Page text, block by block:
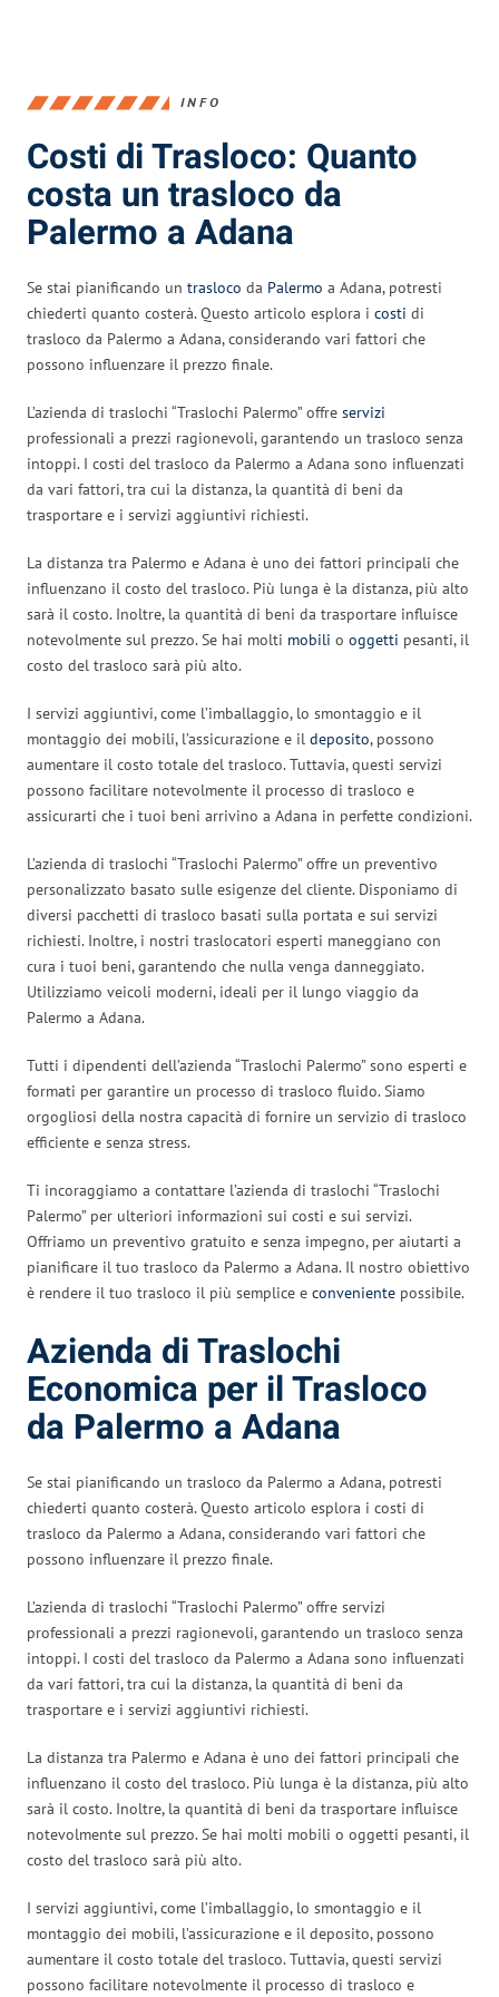
INFO
Costi di Trasloco: Quanto
costa un trasloco da
Palermo a Adana
Se stai pianificando un trasloco da Palermo a Adana, potresti
chiederti quanto costerà. Questo articolo esplora i costi di
trasloco da Palermo a Adana, considerando vari fattori che
possono influenzare il prezzo finale.
L’azienda di traslochi “Traslochi Palermo” offre servizi
professionali a prezzi ragionevoli, garantendo un trasloco senza
intoppi. I costi del trasloco da Palermo a Adana sono influenzati
da vari fattori, tra cui la distanza, la quantità di beni da
trasportare e i servizi aggiuntivi richiesti.
La distanza tra Palermo e Adana è uno dei fattori principali che
influenzano il costo del trasloco. Più lunga è la distanza, più alto
sarà il costo. Inoltre, la quantità di beni da trasportare influisce
notevolmente sul prezzo. Se hai molti mobili o oggetti pesanti, il
costo del trasloco sarà più alto.
I servizi aggiuntivi, come l’imballaggio, lo smontaggio e il
montaggio dei mobili, l’assicurazione e il deposito, possono
aumentare il costo totale del trasloco. Tuttavia, questi servizi
possono facilitare notevolmente il processo di trasloco e
assicurarti che i tuoi beni arrivino a Adana in perfette condizioni.
L’azienda di traslochi “Traslochi Palermo” offre un preventivo
personalizzato basato sulle esigenze del cliente. Disponiamo di
diversi pacchetti di trasloco basati sulla portata e sui servizi
richiesti. Inoltre, i nostri traslocatori esperti maneggiano con
cura i tuoi beni, garantendo che nulla venga danneggiato.
Utilizziamo veicoli moderni, ideali per il lungo viaggio da
Palermo a Adana.
Tutti i dipendenti dell’azienda “Traslochi Palermo” sono esperti e
formati per garantire un processo di trasloco fluido. Siamo
orgogliosi della nostra capacità di fornire un servizio di trasloco
efficiente e senza stress.
Ti incoraggiamo a contattare l’azienda di traslochi “Traslochi
Palermo” per ulteriori informazioni sui costi e sui servizi.
Offriamo un preventivo gratuito e senza impegno, per aiutarti a
pianificare il tuo trasloco da Palermo a Adana. Il nostro obiettivo
è rendere il tuo trasloco il più semplice e conveniente possibile.
Azienda di Traslochi
Economica per il Trasloco
da Palermo a Adana
Se stai pianificando un trasloco da Palermo a Adana, potresti
chiederti quanto costerà. Questo articolo esplora i costi di
trasloco da Palermo a Adana, considerando vari fattori che
possono influenzare il prezzo finale.
L’azienda di traslochi “Traslochi Palermo” offre servizi
professionali a prezzi ragionevoli, garantendo un trasloco senza
intoppi. I costi del trasloco da Palermo a Adana sono influenzati
da vari fattori, tra cui la distanza, la quantità di beni da
trasportare e i servizi aggiuntivi richiesti.
La distanza tra Palermo e Adana è uno dei fattori principali che
influenzano il costo del trasloco. Più lunga è la distanza, più alto
sarà il costo. Inoltre, la quantità di beni da trasportare influisce
notevolmente sul prezzo. Se hai molti mobili o oggetti pesanti, il
costo del trasloco sarà più alto.
I servizi aggiuntivi, come l’imballaggio, lo smontaggio e il
montaggio dei mobili, l’assicurazione e il deposito, possono
aumentare il costo totale del trasloco. Tuttavia, questi servizi
possono facilitare notevolmente il processo di trasloco e